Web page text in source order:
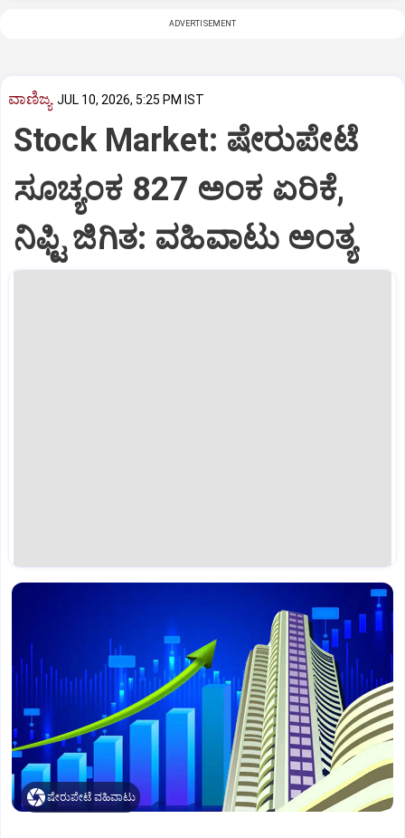
ADVERTISEMENT
ವಾಣಿಜ್ಯ JUL 10, 2026, 5:25 PM IST
Stock Market: ಷೇರುಪೇಟೆ
ಸೂಚ್ಯಂಕ 827 ಅಂಕ ಏರಿಕೆ,
ನಿಫ್ಟಿ ಜಿಗಿತ: ವಹಿವಾಟು ಅಂತ್ಯ
ಷೇರುಪೇಟೆ ವಹಿವಾಟು